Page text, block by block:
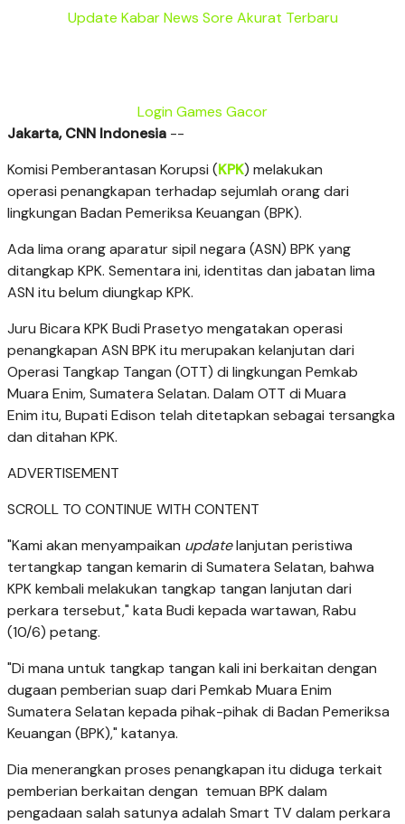
Update Kabar News Sore Akurat Terbaru
Login Games Gacor
Jakarta, CNN Indonesia --
Komisi Pemberantasan Korupsi (KPK) melakukan
operasi penangkapan terhadap sejumlah orang dari
lingkungan Badan Pemeriksa Keuangan (BPK).
Ada lima orang aparatur sipil negara (ASN) BPK yang
ditangkap KPK. Sementara ini, identitas dan jabatan lima
ASN itu belum diungkap KPK.
Juru Bicara KPK Budi Prasetyo mengatakan operasi
penangkapan ASN BPK itu merupakan kelanjutan dari
Operasi Tangkap Tangan (OTT) di lingkungan Pemkab
Muara Enim, Sumatera Selatan. Dalam OTT di Muara
Enim itu, Bupati Edison telah ditetapkan sebagai tersangka
dan ditahan KPK.
ADVERTISEMENT
SCROLL TO CONTINUE WITH CONTENT
"Kami akan menyampaikan updatelanjutan peristiwa
tertangkap tangan kemarin di Sumatera Selatan, bahwa
KPK kembali melakukan tangkap tangan lanjutan dari
perkara tersebut," kata Budi kepada wartawan, Rabu
(10/6) petang.
"Di mana untuk tangkap tangan kali ini berkaitan dengan
dugaan pemberian suap dari Pemkab Muara Enim
Sumatera Selatan kepada pihak-pihak di Badan Pemeriksa
Keuangan (BPK)," katanya.
Dia menerangkan proses penangkapan itu diduga terkait
pemberian berkaitan dengan temuan BPK dalam
pengadaan salah satunya adalah Smart TV dalam perkara